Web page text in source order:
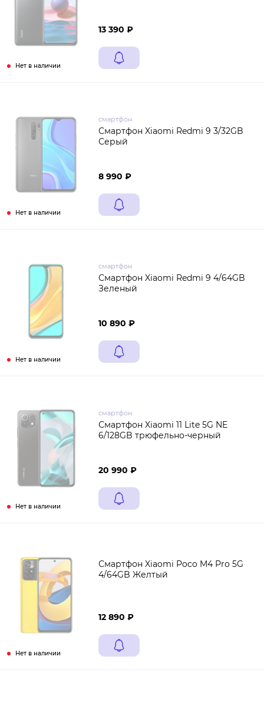
Нет в наличии
13 390 ₽
Нет в наличии
смартфон
Смартфон Xiaomi Redmi 9 3/32GB
Серый
8 990 ₽
Нет в наличии
смартфон
Смартфон Xiaomi Redmi 9 4/64GB
Зеленый
10 890 ₽
Нет в наличии
смартфон
Смартфон Xiaomi 11 Lite 5G NE
6/128GB трюфельно-черный
20 990 ₽
Нет в наличии
Смартфон Xiaomi Poco M4 Pro 5G
4/64GB Желтый
12 890 ₽